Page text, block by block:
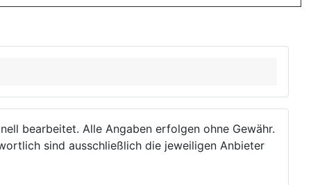
bearbeitet. Alle Angaben erfolgen ohne Gewähr.
sind ausschließlich die jeweiligen Anbieter